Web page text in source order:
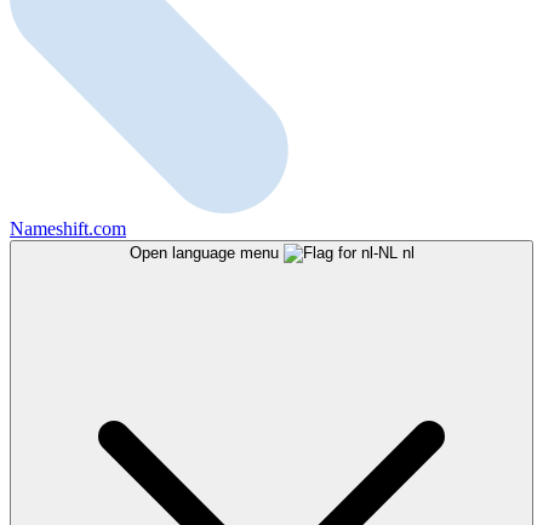
Nameshift.com
Open language menu nl